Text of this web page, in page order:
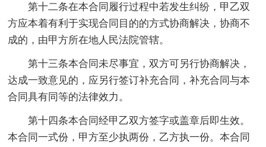
第十二条在本合同履行过程中若发生纠纷，甲乙双
方应本着有利于实现合同目的的方式协商解决，协商不
成的，由甲方所在地人民法院管辖。
第十三条本合同未尽事宜，双方可另行协商解决，
达成一致意见的，应另行签订补充合同，补充合同与本
合同具有同等的法律效力。
第十四条本合同经甲乙双方签字或盖章后即生效。
本合同一式份，甲方至少执两份，乙方执一份。本合同